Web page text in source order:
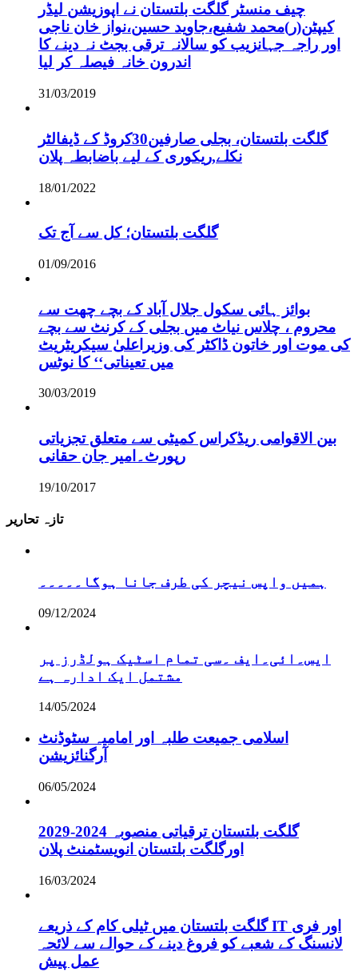
چیف منسٹر گلگت بلتستان نے اپوزیشن لیڈر
کیپٹن(ر)محمد شفیع،جاوید حسین،نواز خان ناجی
اور راجہ جہانزیب کو سالانہ ترقی بجٹ نہ دینے کا
اندرون خانہ فیصلہ کر لیا
31/03/2019
گلگت بلتستان، بجلی صارفین30کروڈ کے ڈیفالٹر
نکلے,ریکوری کے لیے باضابطہ پلان
18/01/2022
گلگت بلتستان؛ کل سے آج تک
01/09/2016
بوائز ہائی سکول جلال آباد کے بچے چھت سے
محروم ، چلاس نیاٹ میں بجلی کے کرنٹ سے بچے
کی موت اور خاتون ڈاکٹر کی وزیراعلیٰ سیکریٹریٹ
میں تعیناتی‘‘ کا نوٹس
30/03/2019
بین الاقوامی ریڈکراس کمیٹی سے متعلق تجزیاتی
رپورٹ۔امیر جان حقانی
19/10/2017
تازہ تحاریر
ہمیں واپس نیچر کی طرف جانا ہوگا۔۔۔۔۔
09/12/2024
ایس۔ائی۔ایف ۔سی تمام اسٹیک ہولڈرز پر
مشتمل ایک ادارہ ہے
14/05/2024
اسلامی جمیعت طلبہ اور امامیہ سٹوڈنٹ
آرگنائزیشن
06/05/2024
گلگت بلتستان ترقیاتی منصوبہ 2024-2029
اورگلگت بلتستان انویسٹمنٹ پلان
16/03/2024
گلگت بلتستان میں ٹیلی کام کے ذریعے IT اور فری
لانسنگ کے شعبے کو فروغ دینے کے حوالے سے لائحہ
عمل پیش